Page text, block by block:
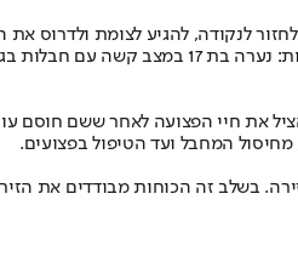
לנקודה, להגיע לצומת ולדרוס את
המחבל ועד הטיפול בפצועים.
בשלב זה הכוחות מבודדים את